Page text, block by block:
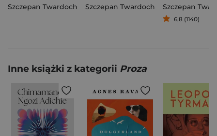
Szczepan Twardoch
Szczepan Twardoch
Szczepan
6,8 (1140)
Inne książki z kategorii Proza